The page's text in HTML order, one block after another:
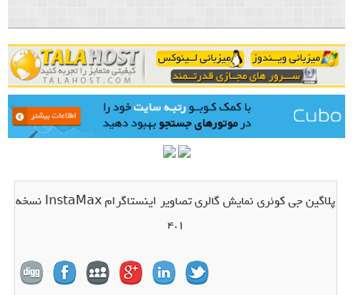
پلاگین جی کوئری نمایش گالری تصاویر اینستاگرام InstaMax نسخه
4.1